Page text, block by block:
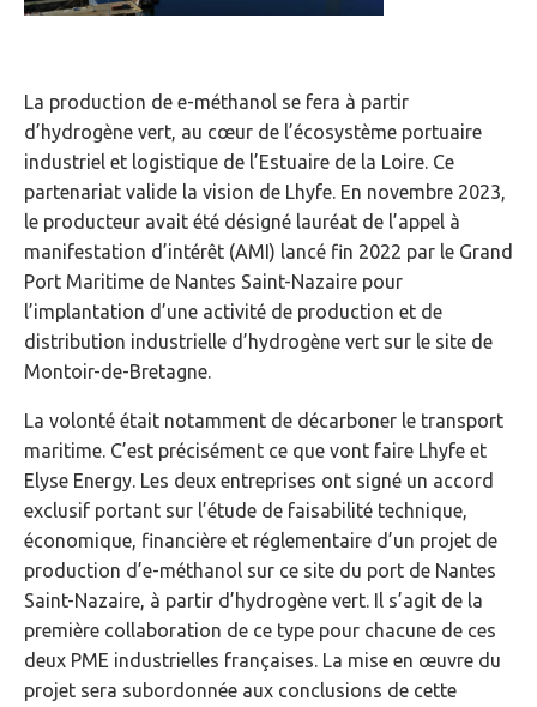
La production de e-méthanol se fera à partir
d’hydrogène vert, au cœur de l’écosystème portuaire
industriel et logistique de l’Estuaire de la Loire. Ce
partenariat valide la vision de Lhyfe. En novembre 2023,
le producteur avait été désigné lauréat de l’appel à
manifestation d’intérêt (AMI) lancé fin 2022 par le Grand
Port Maritime de Nantes Saint-Nazaire pour
l’implantation d’une activité de production et de
distribution industrielle d’hydrogène vert sur le site de
Montoir-de-Bretagne.
La volonté était notamment de décarboner le transport
maritime. C’est précisément ce que vont faire Lhyfe et
Elyse Energy. Les deux entreprises ont signé un accord
exclusif portant sur l’étude de faisabilité technique,
économique, financière et réglementaire d’un projet de
production d’e-méthanol sur ce site du port de Nantes
Saint-Nazaire, à partir d’hydrogène vert. Il s’agit de la
première collaboration de ce type pour chacune de ces
deux PME industrielles françaises. La mise en œuvre du
projet sera subordonnée aux conclusions de cette